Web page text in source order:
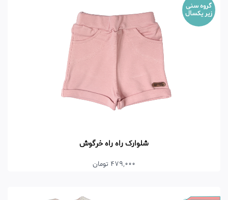
گروه سنی
زیر یکسال
شلوارک راه راه خرگوش
479,000 تومان